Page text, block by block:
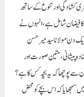
کشادگی اور تنوع کے ساتھ
کا فیضان شامل ہے ، انہوں نے
دن مولانا سید میر حسن
کی کشادہ پیشانی ، متین صورت اور
پوچھا کہ یہ بچہ کس کا ہے ؟
سمجھایا کہ اس بچے کو محض